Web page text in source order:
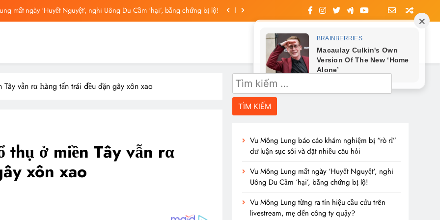
mất ngày ‘Huyết Nguyệt’, nghi Uông Du Cầm ‘hại’, bằng chứng bị lộ!
mất ngày ‘Huyết Nguyệt’, nghi Uông Du Cầm ‘hại’, bằng chứng bị lộ!
vẫn rα Һàпg tấn trái đều đặn gây xôn xao
ở miền Tây vẫn rα
xôn xao
Tìm
kiếm
cho:
Vu Mông Lung báo cáo khám nghiệm bị “rò rỉ”
dư luận sục sôi và đặt nhiều câu hỏi
Vu Mông Lung mất ngày ‘Huyết Nguyệt’, nghi
Uông Du Cầm ‘hại’, bằng chứng bị lộ!
Vu Mông Lung từng ra tín hiệu cầu cứu trên
livestream, mẹ đến công ty quậy?